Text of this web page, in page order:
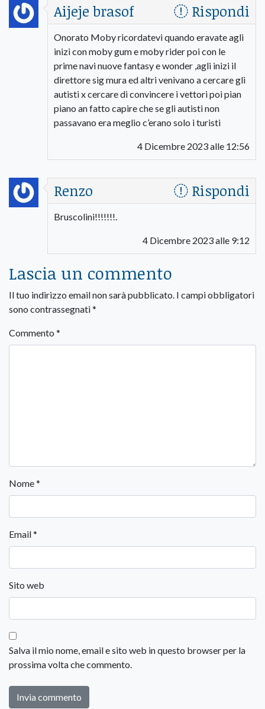
Aijeje brasof
Rispondi
Onorato Moby ricordatevi quando eravate agli
inizi con moby gum e moby rider poi con le
prime navi nuove fantasy e wonder ,agli inizi il
direttore sig mura ed altri venivano a cercare gli
autisti x cercare di convincere i vettori poi pian
piano an fatto capire che se gli autisti non
passavano era meglio c’erano solo i turisti
4 Dicembre 2023 alle 12:56
Renzo Rispondi
Bruscolini!!!!!!!.
4 Dicembre 2023 alle 9:12
Lascia un commento
Il tuo indirizzo email non sarà pubblicato. I campi obbligatori
sono contrassegnati*
Commento *
Nome*
Email*
Sito web
Salva il mio nome, email e sito web in questo browser per la
prossima volta che commento.